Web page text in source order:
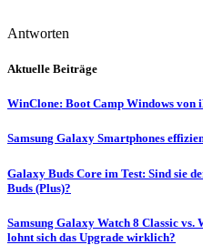
Antworten
Aktuelle Beiträge
WinClone: Boot Camp Windows von
Samsung Galaxy Smartphones
Galaxy Buds Core im Test: Sind sie
Buds (Plus)?
Samsung Galaxy Watch 8 Classic vs.
lohnt sich das Upgrade wirklich?